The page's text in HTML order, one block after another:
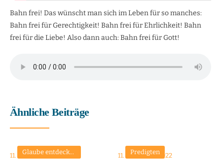
Bahn frei! Das wünscht man sich im Leben für so manches:
Bahn frei für Gerechtigkeit! Bahn frei für Ehrlichkeit! Bahn
frei für die Liebe! Also dann auch: Bahn frei für Gott!
Ähnliche Beiträge
Glaube entdecken Höhepunkte
11. November 2024 Predigten
11. Dezember 2022